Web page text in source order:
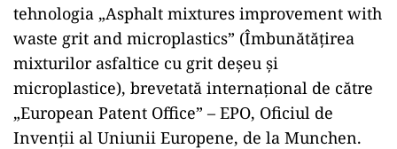
tehnologia „Asphalt mixtures improvement with
waste grit and microplastics” (Îmbunătățirea
mixturilor asfaltice cu grit deșeu și
microplastice), brevetată internațional de către
„European Patent Office” – EPO, Oficiul de
Invenții al Uniunii Europene, de la Munchen.